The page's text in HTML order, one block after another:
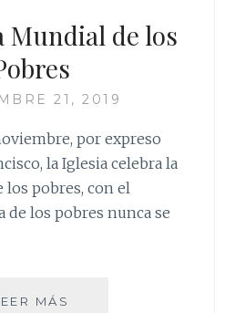
Mundial de los
21, 2019
por expreso
la Iglesia celebra la
los pobres, con el
de los pobres nunca se
MÁS